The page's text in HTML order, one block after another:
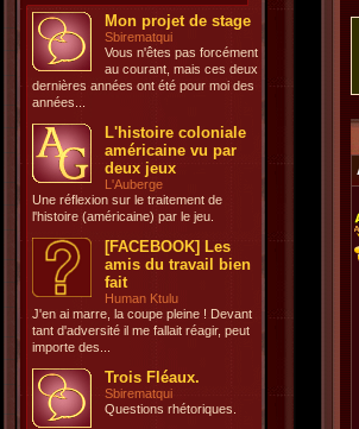
Mon projet de stage
Sbirematqui
Vous n'êtes pas forcément
au courant, mais ces deux
dernières années ont été pour moi des
années...
L'histoire coloniale
américaine vu par
deux jeux
L'Auberge
Une réflexion sur le traitement de
l'histoire (américaine) par le jeu.
[FACEBOOK] Les
amis du travail bien
fait
Human Ktulu
J'en ai marre, la coupe pleine ! Devant
tant d'adversité il me fallait réagir, peut
importe des...
Trois Fléaux.
Sbirematqui
Questions rhétoriques.